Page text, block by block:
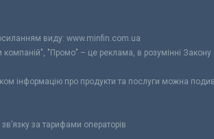
виду: www.minfin.com.ua
"Промо" – це реклама, в розумінні Закону
інформацію про продукти та послуги можна
за тарифами операторів